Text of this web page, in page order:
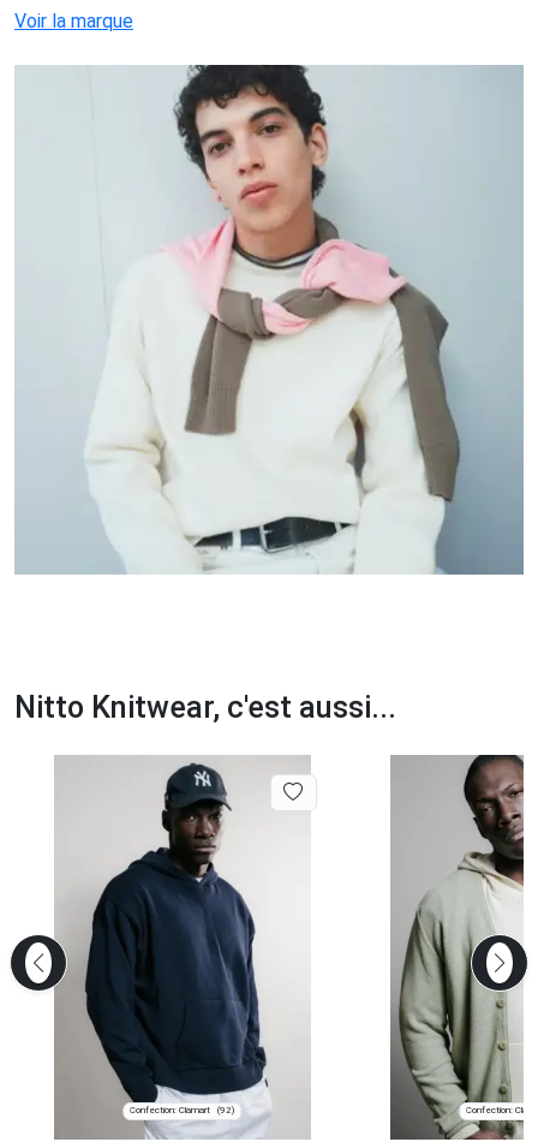
Voir la marque
Nitto Knitwear, c'est aussi...
Confection: Clamart (92) Confection: